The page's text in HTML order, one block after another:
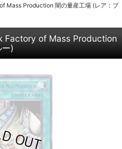
Mass Production 闇の量産工場 (レア：ブ
Factory of Mass Production
)